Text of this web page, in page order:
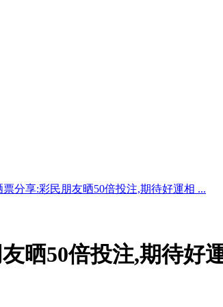
票分享:彩民朋友晒50倍投注,期待好運相 ...
晒50倍投注,期待好